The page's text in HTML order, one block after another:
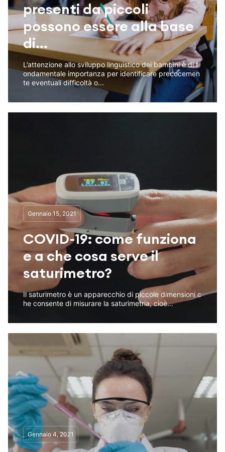
presenti da piccoli
possono essere alla base
di...
L’attenzione allo sviluppo linguistico dei bambini è di f
ondamentale importanza per identificare precocemen
te eventuali difficoltà o...
Gennaio 15, 2021
COVID-19: come funziona
e a che cosa serve il
saturimetro?
Il saturimetro è un apparecchio di piccole dimensioni c
he consente di misurare la saturimetria, cioè...
Gennaio 4, 2021